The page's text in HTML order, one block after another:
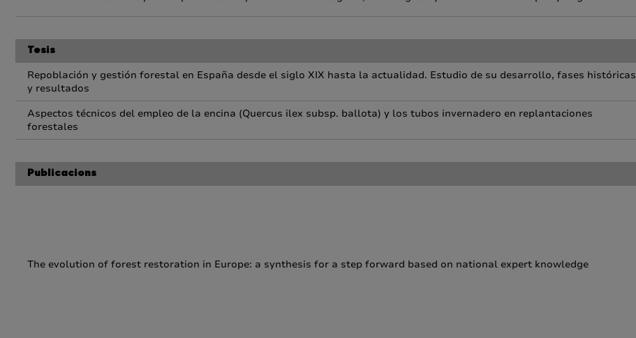
Tesis
Repoblación y gestión forestal en España desde el siglo XIX hasta la actualidad. Estudio de su desarrollo, fases históricas
y resultados
Aspectos técnicos del empleo de la encina (Quercus ilex subsp. ballota) y los tubos invernadero en replantaciones
forestales
Publicacions
The evolution of forest restoration in Europe: a synthesis for a step forward based on national expert knowledge